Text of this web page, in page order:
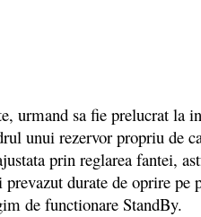
sa fie prelucrat la
unui rezervor propriu de
prin reglarea fantei,
durate de oprire
de functionare StandBy.